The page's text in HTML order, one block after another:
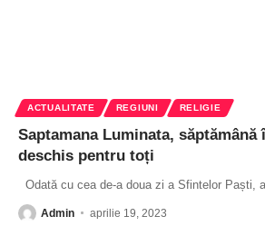
ACTUALITATE REGIUNI RELIGIE
Saptamana Luminata, săptămână
deschis pentru toți
Odată cu cea de-a doua zi a Sfintelor Paști,
Admin aprilie 19, 2023